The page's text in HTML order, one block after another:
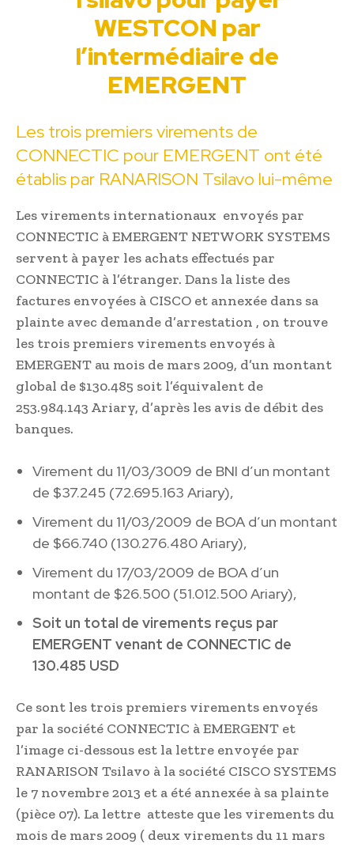
WESTCON par
l’intermédiaire de
EMERGENT
Les trois premiers virements de
CONNECTIC pour EMERGENT ont été
établis par RANARISON Tsilavo lui-même
Les virements internationaux envoyés par
CONNECTIC à EMERGENT NETWORK SYSTEMS
servent à payer les achats effectués par
CONNECTIC à l’étranger. Dans la liste des
factures envoyées à CISCO et annexée dans sa
plainte avec demande d’arrestation , on trouve
les trois premiers virements envoyés à
EMERGENT au mois de mars 2009, d’un montant
global de $130.485 soit l’équivalent de
253.984.143 Ariary, d’après les avis de débit des
banques.
Virement du 11/03/3009 de BNI d’un montant
de $37.245 (72.695.163 Ariary),
Virement du 11/03/2009 de BOA d’un montant
de $66.740 (130.276.480 Ariary),
Virement du 17/03/2009 de BOA d’un
montant de $26.500 (51.012.500 Ariary),
Soit un total de virements reçus par
EMERGENT venant de CONNECTIC de
130.485 USD
Ce sont les trois premiers virements envoyés
par la société CONNECTIC à EMERGENT et
l’image ci-dessous est la lettre envoyée par
RANARISON Tsilavo à la société CISCO SYSTEMS
le 7 novembre 2013 et a été annexée à sa plainte
(pièce 07). La lettre atteste que les virements du
mois de mars 2009 ( deux virements du 11 mars